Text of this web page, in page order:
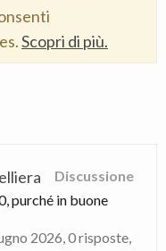
Scopri di più.
Discussione
purché in buone
2026, 0 risposte,